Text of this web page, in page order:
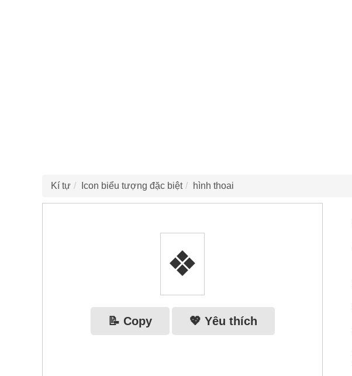
Kí tự Icon biểu tượng đặc biệt hình thoai
❖
📝 Copy 💖 Yêu thích